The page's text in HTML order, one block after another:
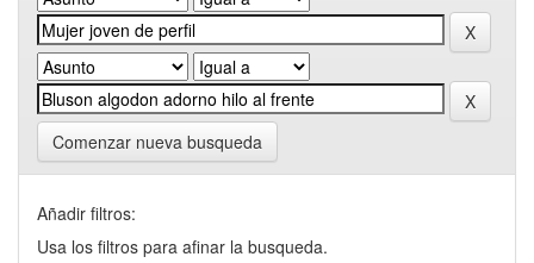
Comenzar nueva busqueda
Añadir filtros:
Usa los filtros para afinar la busqueda.